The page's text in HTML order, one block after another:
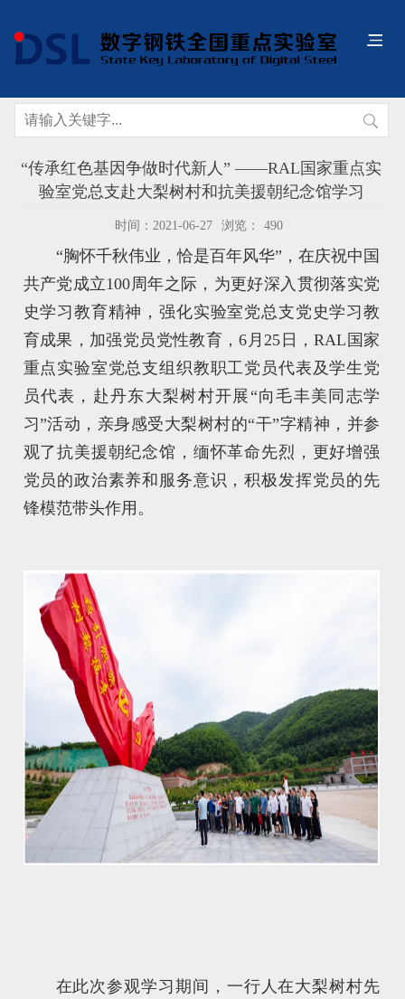
“传承红色基因争做时代新人” ——RAL国家重点实
验室党总支赴大梨树村和抗美援朝纪念馆学习
时间：2021-06-27 浏览： 490
“胸怀千秋伟业，恰是百年风华”，在庆祝中国
共产党成立100周年之际，为更好深入贯彻落实党
史学习教育精神，强化实验室党总支党史学习教
育成果，加强党员党性教育，6月25日，RAL国家
重点实验室党总支组织教职工党员代表及学生党
员代表，赴丹东大梨树村开展“向毛丰美同志学
习”活动，亲身感受大梨树村的“干”字精神，并参
观了抗美援朝纪念馆，缅怀革命先烈，更好增强
党员的政治素养和服务意识，积极发挥党员的先
锋模范带头作用。
在此次参观学习期间，一行人在大梨树村先